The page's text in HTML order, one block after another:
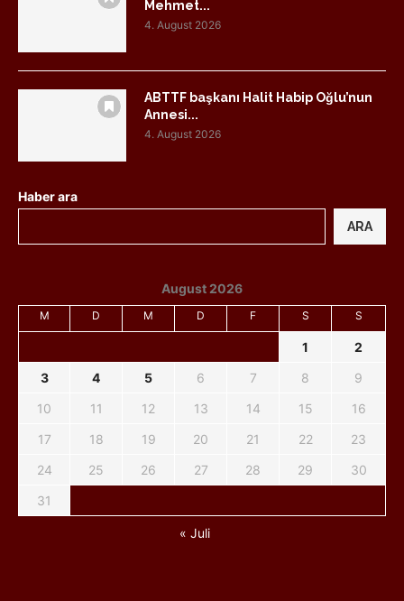
Mehmet...
4. August 2026
ABTTF başkanı Halit Habip Oğlu’nun
Annesi...
4. August 2026
Haber ara
ARA
August 2026
M D M D F S S
1
2
3
4 5 6 7 8
9
10
11 12 13 14 15
16
17
18 19 20 21 22
23
24
25 26 27 28 29
30
31
« Juli